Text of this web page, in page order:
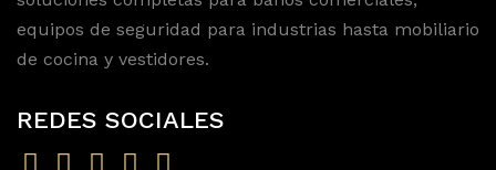
equipos de seguridad para industrias hasta mobiliario
de cocina y vestidores.
REDES SOCIALES